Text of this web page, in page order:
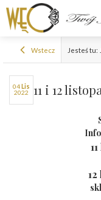
Wstecz Jesteś tu:
04 lis
2022
11 i 12